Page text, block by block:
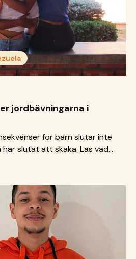
jordbävningarna i
för barn slutar inte
slutat att skaka. Läs vad